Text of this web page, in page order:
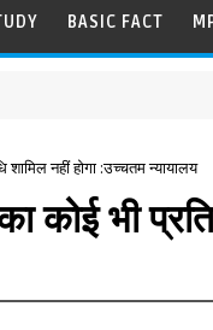
BASIC FACT
शामिल नहीं होगा :उच्चतम न्यायालय
कोई भी